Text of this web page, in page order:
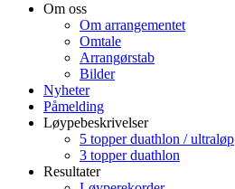
Om oss
Om arrangementet
Omtale
Arrangørstab
Bilder
Nyheter
Påmelding
Løypebeskrivelser
5 topper duathlon / ultraløp
3 topper duathlon
Resultater